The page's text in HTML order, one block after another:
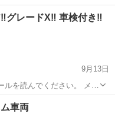
ミッション
グレードX‼️ 車検付き‼️
9月13日
読んでください。 メー
ア グレード： X 排気
リス
車両